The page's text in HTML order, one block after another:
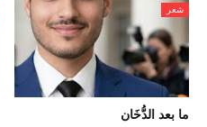
شعر
ما بعد الدُّخَان